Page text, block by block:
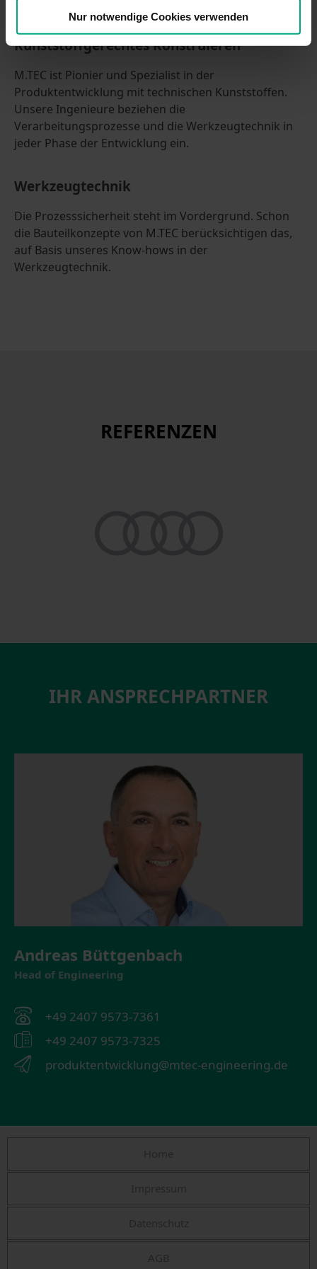
Nur notwendige Cookies verwenden
Kunststoffgerechtes Konstruieren
M.TEC ist Pionier und Spezialist in der
Produktentwicklung mit technischen Kunststoffen.
Unsere Ingenieure beziehen die
Verarbeitungsprozesse und die Werkzeugtechnik in
jeder Phase der Entwicklung ein.
Werkzeugtechnik
Die Prozesssicherheit steht im Vordergrund. Schon
die Bauteilkonzepte von M.TEC berücksichtigen das,
auf Basis unseres Know-hows in der
Werkzeugtechnik.
REFERENZEN
IHR ANSPRECHPARTNER
Andreas Büttgenbach
Head of Engineering
+49 2407 9573-7361
+49 2407 9573-7325
produktentwicklung@mtec-engineering.de